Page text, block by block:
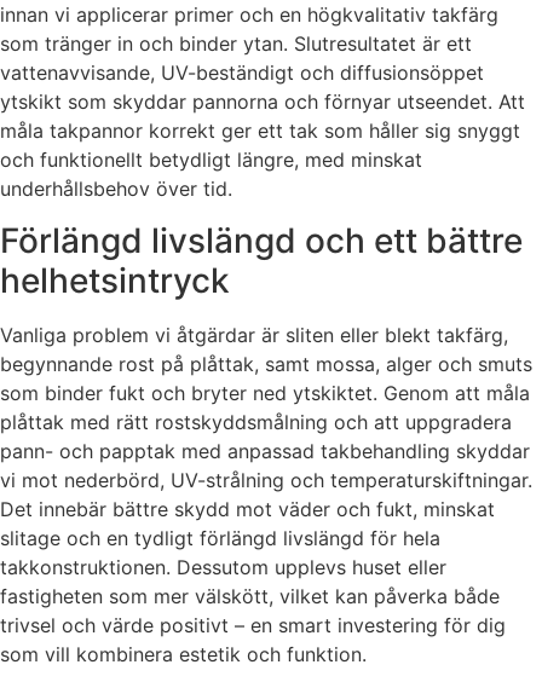
innan vi applicerar primer och en högkvalitativ takfärg
som tränger in och binder ytan. Slutresultatet är ett
vattenavvisande, UV-beständigt och diffusionsöppet
ytskikt som skyddar pannorna och förnyar utseendet. Att
måla takpannor korrekt ger ett tak som håller sig snyggt
och funktionellt betydligt längre, med minskat
underhållsbehov över tid.
Förlängd livslängd och ett bättre
helhetsintryck
Vanliga problem vi åtgärdar är sliten eller blekt takfärg,
begynnande rost på plåttak, samt mossa, alger och smuts
som binder fukt och bryter ned ytskiktet. Genom att måla
plåttak med rätt rostskyddsmålning och att uppgradera
pann- och papptak med anpassad takbehandling skyddar
vi mot nederbörd, UV-strålning och temperaturskiftningar.
Det innebär bättre skydd mot väder och fukt, minskat
slitage och en tydligt förlängd livslängd för hela
takkonstruktionen. Dessutom upplevs huset eller
fastigheten som mer välskött, vilket kan påverka både
trivsel och värde positivt – en smart investering för dig
som vill kombinera estetik och funktion.